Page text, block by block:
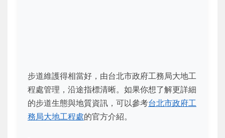
步道維護得相當好，由台北市政府工務局大地工
程處管理，沿途指標清晰。如果你想了解更詳細
的步道生態與地質資訊，可以參考台北市政府工
務局大地工程處的官方介紹。